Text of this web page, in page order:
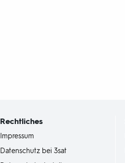
Rechtliches
Impressum
Datenschutz bei 3sat